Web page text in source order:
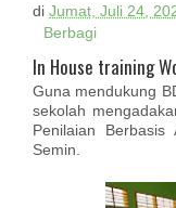
di Jumat, Juli 24,
Berbagi
In House training
Guna mendukung
sekolah
Penilaian
Semin.